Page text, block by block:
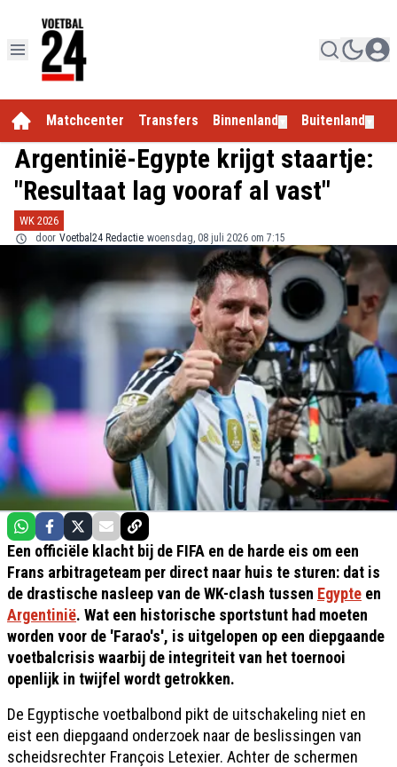
Matchcenter Transfers Binnenland Buitenland
Argentinië-Egypte krijgt staartje:
"Resultaat lag vooraf al vast"
WK 2026
door Voetbal24 Redactie woensdag, 08 juli 2026 om 7:15
Een officiële klacht bij de FIFA en de harde eis om een
Frans arbitrageteam per direct naar huis te sturen: dat is
de drastische nasleep van de WK-clash tussen Egypte en
Argentinië. Wat een historische sportstunt had moeten
worden voor de 'Farao's', is uitgelopen op een diepgaande
voetbalcrisis waarbij de integriteit van het toernooi
openlijk in twijfel wordt getrokken.
De Egyptische voetbalbond pikt de uitschakeling niet en
eist een diepgaand onderzoek naar de beslissingen van
scheidsrechter François Letexier. Achter de schermen